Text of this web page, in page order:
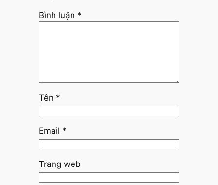
Bình luận *
Tên *
Email *
Trang web